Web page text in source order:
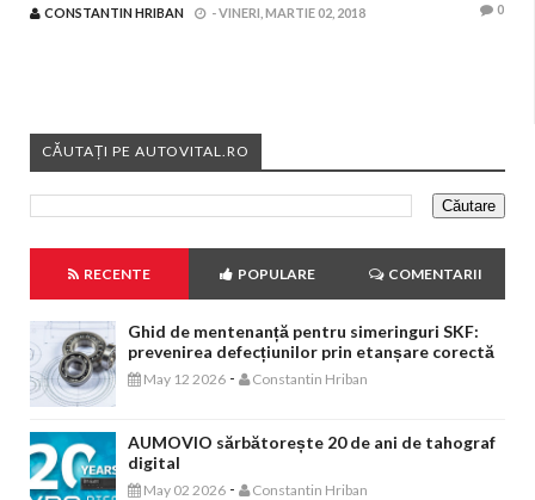
CONSTANTIN HRIBAN -VINERI, MARTIE 02, 2018 0
CĂUTAȚI PE AUTOVITAL.RO
RECENTE POPULARE COMENTARII
Ghid de mentenanță pentru simeringuri SKF:
prevenirea defecțiunilor prin etanșare corectă
May 12 2026 - Constantin Hriban
AUMOVIO sărbătorește 20 de ani de tahograf
digital
May 02 2026 - Constantin Hriban